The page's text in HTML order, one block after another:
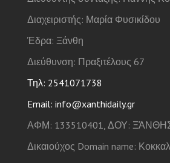
Διαχειριστής: Μαρία Φυσικίδου
Έδρα: Ξάνθη
Διεύθυνση: Πραξιτέλους 67
Τηλ: 2541071738
Email: info@xanthidaily.gr
ΑΦΜ: 133510401, ΔΟΥ:
Δικαιούχος Domain name: